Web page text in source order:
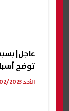
عاجل|
توضح
الأحد 26/02/2023 12:03 م